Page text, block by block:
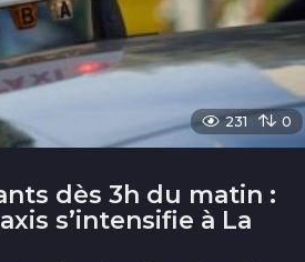
231 0
dès 3h du matin :
s’intensifie à La